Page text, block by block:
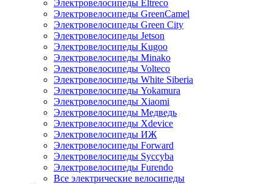
Электровелосипеды Eltreco
Электровелосипеды GreenCamel
Электровелосипеды Green City
Электровелосипеды Jetson
Электровелосипеды Kugoo
Электровелосипеды Minako
Электровелосипеды Volteco
Электровелосипеды White Siberia
Электровелосипеды Yokamura
Электровелосипеды Xiaomi
Электровелосипеды Медведь
Электровелосипеды Xdevice
Электровелосипеды ИЖ
Электровелосипеды Forward
Электровелосипеды Syccyba
Электровелосипеды Furendo
Все электрические велосипеды